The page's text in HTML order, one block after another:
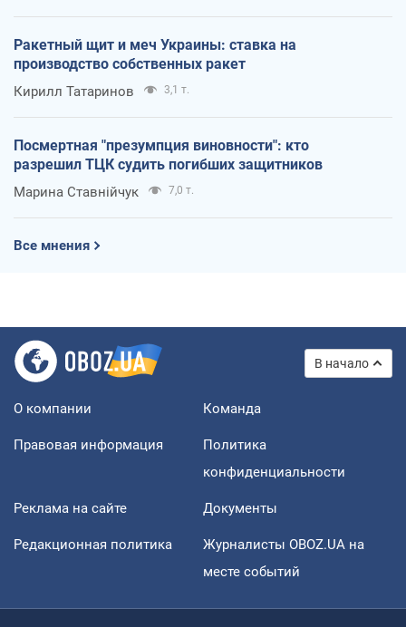
Ракетный щит и меч Украины: ставка на
производство собственных ракет
Кирилл Татаринов 3,1 т.
Посмертная "презумпция виновности": кто
разрешил ТЦК судить погибших защитников
Марина Ставнійчук 7,0 т.
Все мнения
В начало
О компании Команда
Правовая информация
Политика
конфиденциальности
Реклама на сайте Документы
Редакционная политика
Журналисты OBOZ.UA на
месте событий